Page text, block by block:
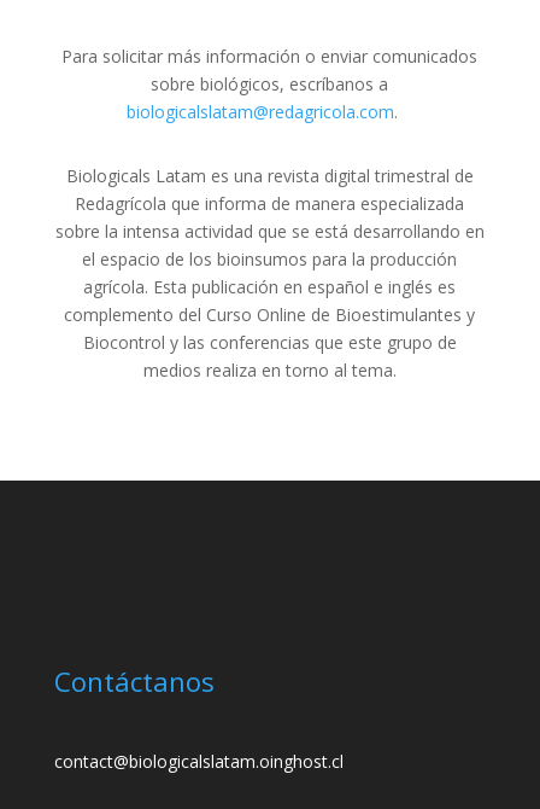
Para solicitar más información o enviar comunicados
sobre biológicos, escríbanos a
biologicalslatam@redagricola.com.
Biologicals Latam es una revista digital trimestral de
Redagrícola que informa de manera especializada
sobre la intensa actividad que se está desarrollando en
el espacio de los bioinsumos para la producción
agrícola. Esta publicación en español e inglés es
complemento del Curso Online de Bioestimulantes y
Biocontrol y las conferencias que este grupo de
medios realiza en torno al tema.
Contáctanos
contact@biologicalslatam.oinghost.cl